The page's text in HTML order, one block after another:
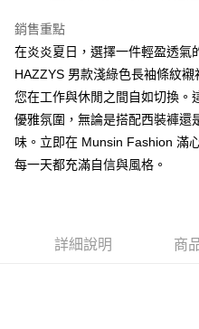
1.本服務由台灣大哥大提供，台灣大
流程，驗證手機門號後，選擇欲分期
成交易。
3.實際核准額度、可分期數及費用
4.訂單成立30分鐘內，如未前往確
消。如遇「轉專審核」未通過狀況
法說明評估內容。
1.分期款項不併入電信帳單，「大哥
【注意事項】
AFTEE先享後付
相關說明
AFTEE先享後付是「在收到商品之
便利好安心！
１．簡單：不需註冊會員、不需綁卡
２．便利：只要手機號碼，簡訊認證
３．安心：先確認商品／服務後，再
３．收到繳費通知簡訊後14天內，
ATM付款
運送方式
全家取貨付款
銷售重點
在炎炎夏日，選擇一件輕盈透氣
HAZZYS 男款淺綠色長袖條紋
您在工作與休閒之間自如切換。
優雅氛圍，無論是搭配西裝褲還
味。立即在 Munsin Fashion 滿
每一天都充滿自信與風格。
詳細說明 商